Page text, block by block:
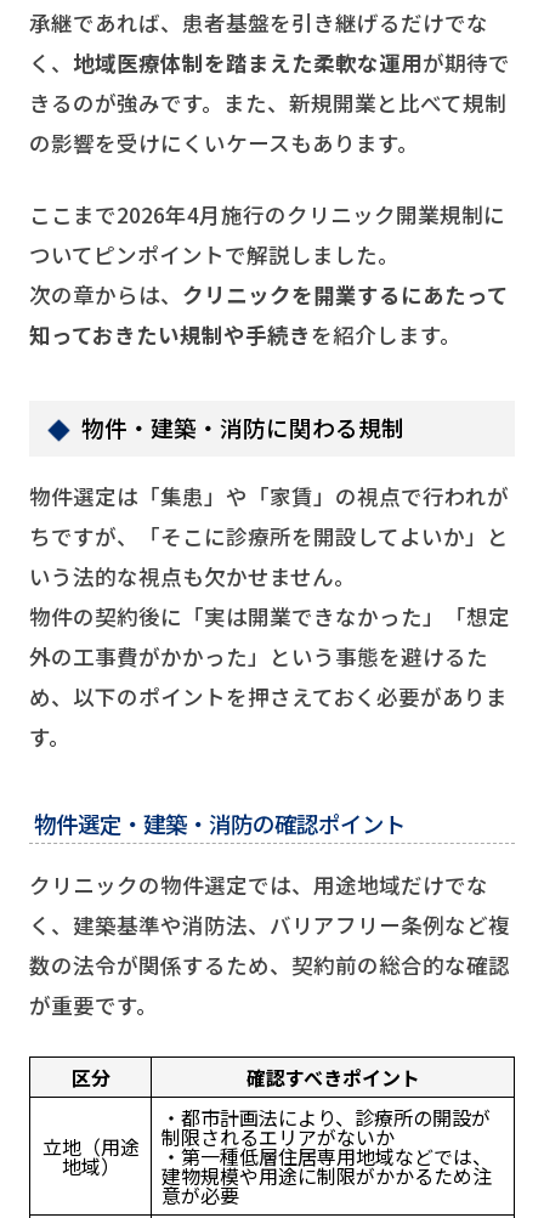
承継であれば、患者基盤を引き継げるだけでな
く、 地域医療体制を踏まえた柔軟な運用が期待で
きるのが強みです。また、新規開業と比べて規制
の影響を受けにくいケースもあります。
ここまで2026年4月施行のクリニック開業規制に
ついてピンポイントで解説しました。
次の章からは、 クリニックを開業するにあたって
知っておきたい規制や手続きを紹介します。
物件・建築・消防に関わる規制
物件選定は「集患」や「家賃」の視点で行われが
ちですが、「そこに診療所を開設してよいか」と
いう法的な視点も欠かせません。
物件の契約後に「実は開業できなかった」「想定
外の工事費がかかった」という事態を避けるた
め、以下のポイントを押さえておく必要がありま
す。
物件選定・建築・消防の確認ポイント
クリニックの物件選定では、用途地域だけでな
く、建築基準や消防法、バリアフリー条例など複
数の法令が関係するため、契約前の総合的な確認
が重要です。
区分 確認すべきポイント
立地（用途
地域）
・都市計画法により、診療所の開設が
制限されるエリアがないか
・第一種低層住居専用地域などでは、
建物規模や用途に制限がかかるため注
意が必要